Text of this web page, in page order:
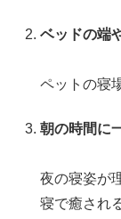
ベッドの端
ペットの寝
朝の時間に
夜の寝姿が
寝で癒され